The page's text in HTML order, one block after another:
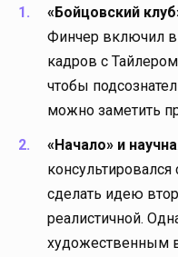
«Бойцовский
Финчер включил
кадров с
чтобы
можно заметить
«Начало» и
сделать идею
реалистичной.
художественным